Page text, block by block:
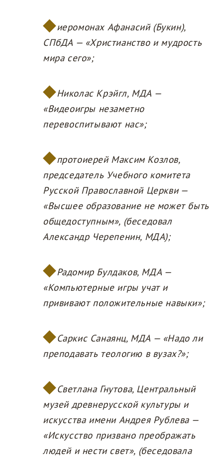
иеромонах Афанасий (Букин),
СПбДА — «Христианство и мудрость
мира сего»;
Николас Крэйгл, МДА —
«Видеоигры незаметно
перевоспитывают нас»;
протоиерей Максим Козлов,
председатель Учебного комитета
Русской Православной Церкви —
«Высшее образование не может быть
общедоступным», (беседовал
Александр Черепенин, МДА);
Радомир Булдаков, МДА —
«Компьютерные игры учат и
прививают положительные навыки»;
Саркис Санаянц, МДА — «Надо ли
преподавать теологию в вузах?»;
Светлана Гнутова, Центральный
музей древнерусской культуры и
искусства имени Андрея Рублева —
«Искусство призвано преображать
людей и нести свет», (беседовала